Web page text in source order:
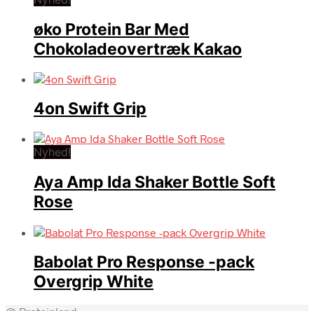
øko Protein Bar Med
Chokoladeovertræk Kakao
4on Swift Grip
Nyhed!
Aya Amp Ida Shaker Bottle Soft
Rose
Babolat Pro Response -pack
Overgrip White